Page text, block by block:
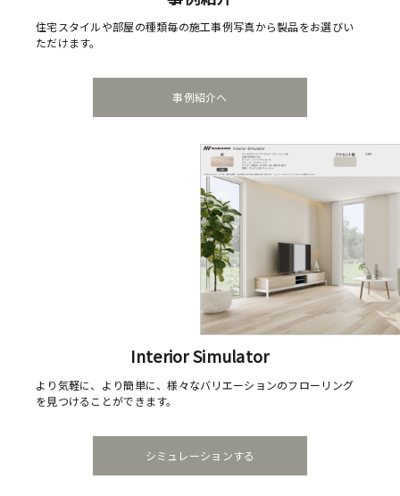
住宅スタイルや部屋の種類毎の施工事例写真から製品をお選びい
ただけます。
事例紹介へ
Interior Simulator
より気軽に、より簡単に、様々なバリエーションのフローリング
を見つけることができます。
シミュレーションする